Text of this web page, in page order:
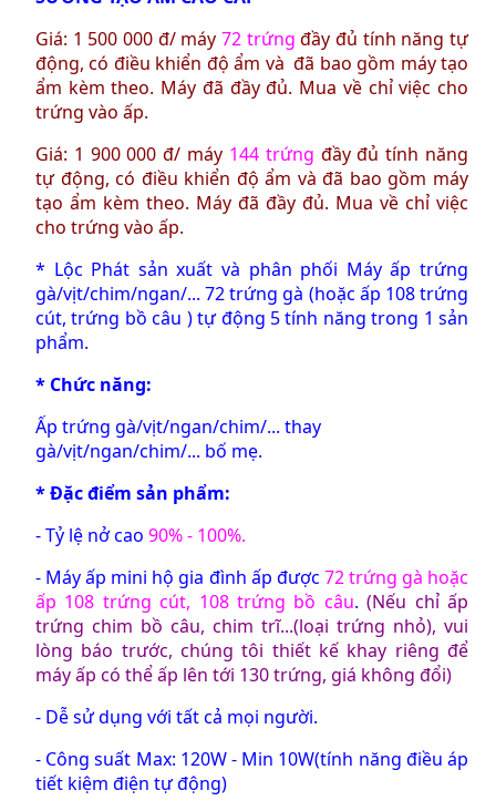
Giá: 1 500 000 đ/ máy 72 trứng đầy đủ tính năng tự
động, có điều khiển độ ẩm và đã bao gồm máy tạo
ẩm kèm theo. Máy đã đầy đủ. Mua về chỉ việc cho
trứng vào ấp.
Giá: 1 900 000 đ/ máy 144 trứng đầy đủ tính năng
tự động, có điều khiển độ ẩm và đã bao gồm máy
tạo ẩm kèm theo. Máy đã đầy đủ. Mua về chỉ việc
cho trứng vào ấp.
* Lộc Phát sản xuất và phân phối Máy ấp trứng
gà/vịt/chim/ngan/... 72 trứng gà (hoặc ấp 108 trứng
cút, trứng bồ câu ) tự động 5 tính năng trong 1 sản
phẩm.
* Chức năng:
Ấp trứng gà/vịt/ngan/chim/... thay
gà/vịt/ngan/chim/... bố mẹ.
* Đặc điểm sản phẩm:
- Tỷ lệ nở cao 90% - 100%.
- Máy ấp mini hộ gia đình ấp được 72 trứng gà hoặc
ấp 108 trứng cút, 108 trứng bồ câu. (Nếu chỉ ấp
trứng chim bồ câu, chim trĩ...(loại trứng nhỏ), vui
lòng báo trước, chúng tôi thiết kế khay riêng để
máy ấp có thể ấp lên tới 130 trứng, giá không đổi)
- Dễ sử dụng với tất cả mọi người.
- Công suất Max: 120W - Min 10W(tính năng điều áp
tiết kiệm điện tự động)